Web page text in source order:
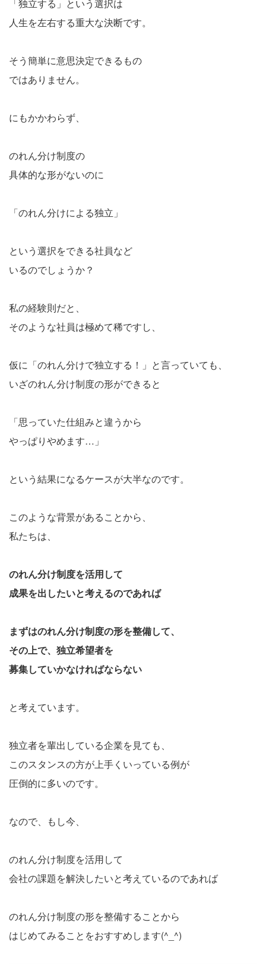
「独立する」という選択は
人生を左右する重大な決断です。
そう簡単に意思決定できるもの
ではありません。
にもかかわらず、
のれん分け制度の
具体的な形がないのに
「のれん分けによる独立」
という選択をできる社員など
いるのでしょうか？
私の経験則だと、
そのような社員は極めて稀ですし、
仮に「のれん分けで独立する！」と言っていても、
いざのれん分け制度の形ができると
「思っていた仕組みと違うから
やっぱりやめます…」
という結果になるケースが大半なのです。
このような背景があることから、
私たちは、
のれん分け制度を活用して
成果を出したいと考えるのであれば
まずはのれん分け制度の形を整備して、
その上で、独立希望者を
募集していかなければならない
と考えています。
独立者を輩出している企業を見ても、
このスタンスの方が上手くいっている例が
圧倒的に多いのです。
なので、もし今、
のれん分け制度を活用して
会社の課題を解決したいと考えているのであれば
のれん分け制度の形を整備することから
はじめてみることをおすすめします(^_^)